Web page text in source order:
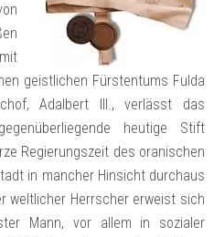
geistlichen Fürstentums Fulda
Adalbert III., verlässt das
heutige Stift
Regierungszeit des oranischen
in mancher Hinsicht durchaus
weltlicher Herrscher erweist sich
Mann, vor allem in sozialer